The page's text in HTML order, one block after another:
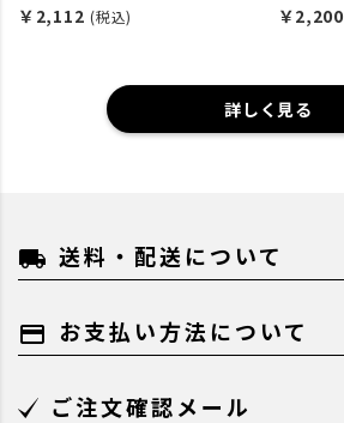
￥2,112 (税込)
￥2,200
詳しく見る
local_shipping 送料・配送について
payment お支払い方法について
ご注文確認メール